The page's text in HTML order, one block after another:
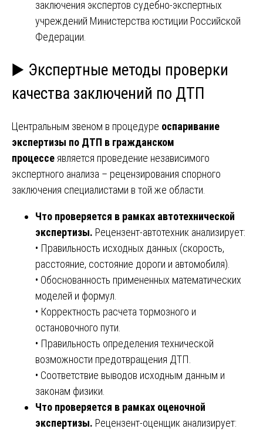
заключения экспертов судебно-экспертных
учреждений Министерства юстиции Российской
Федерации.
▶️ Экспертные методы проверки
качества заключений по ДТП
Центральным звеном в процедуре оспаривание
экспертизы по ДТП в гражданском
процессе является проведение независимого
экспертного анализа – рецензирования спорного
заключения специалистами в той же области.
Что проверяется в рамках автотехнической
экспертизы. Рецензент-автотехник анализирует:
• Правильность исходных данных (скорость,
расстояние, состояние дороги и автомобиля).
• Обоснованность примененных математических
моделей и формул.
• Корректность расчета тормозного и
остановочного пути.
• Правильность определения технической
возможности предотвращения ДТП.
• Соответствие выводов исходным данным и
законам физики.
Что проверяется в рамках оценочной
экспертизы. Рецензент-оценщик анализирует: